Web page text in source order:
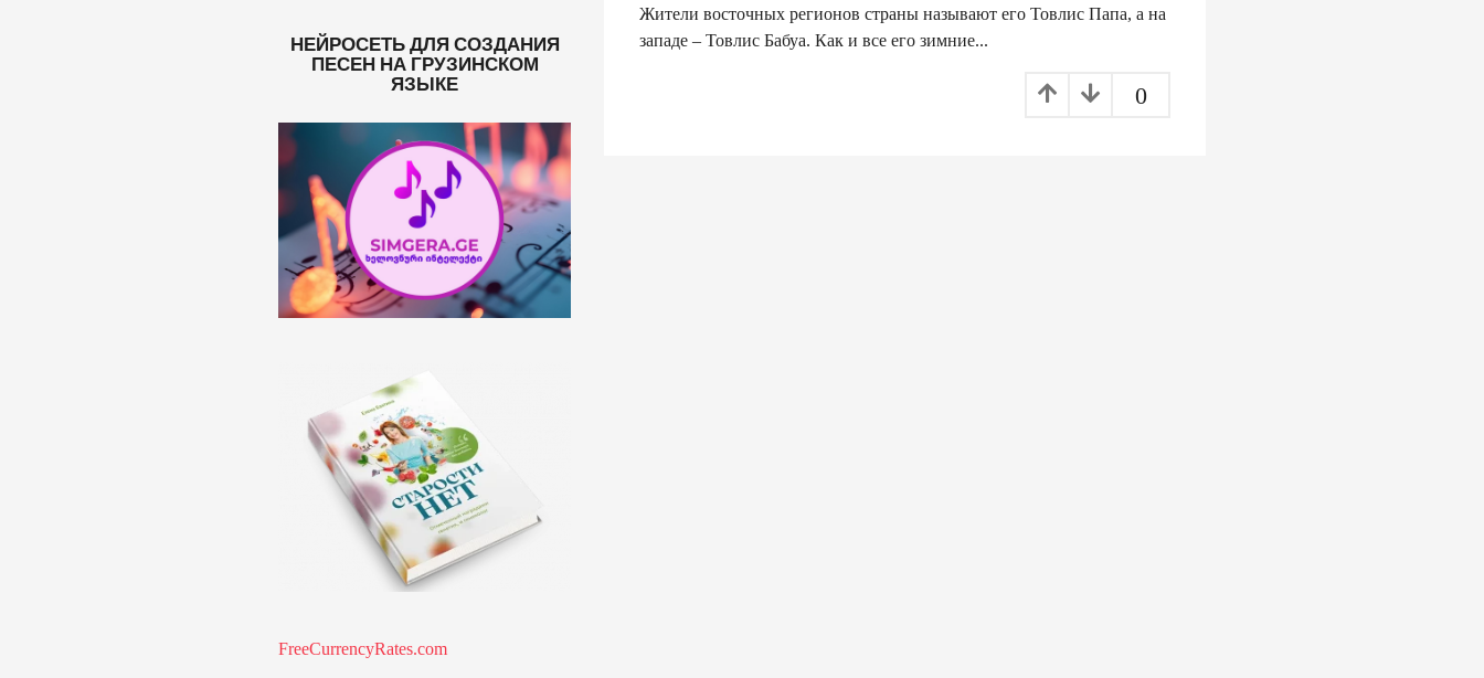
Жители восточных регионов страны называют его Товлис Папа, а на
западе – Товлис Бабуа. Как и все его зимние...
0
НЕЙРОСЕТЬ ДЛЯ СОЗДАНИЯ
ПЕСЕН НА ГРУЗИНСКОМ
ЯЗЫКЕ
FreeCurrencyRates.com